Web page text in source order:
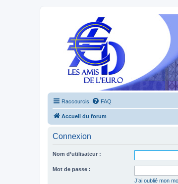
Raccourcis FAQ
Accueil du forum
Connexion
Nom d’utilisateur :
Mot de passe :
J’ai oublié mon